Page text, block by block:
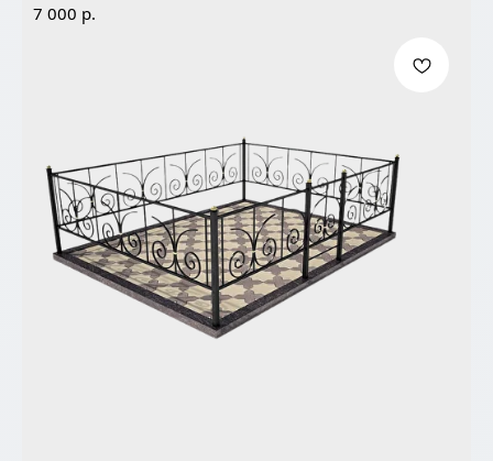
7 000 р.